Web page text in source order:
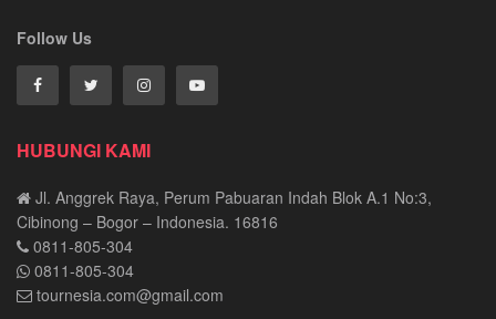
Follow Us
HUBUNGI KAMI
Jl. Anggrek Raya, Perum Pabuaran Indah Blok A.1 No:3,
Cibinong – Bogor – Indonesia. 16816
0811-805-304
0811-805-304
tournesia.com@gmail.com